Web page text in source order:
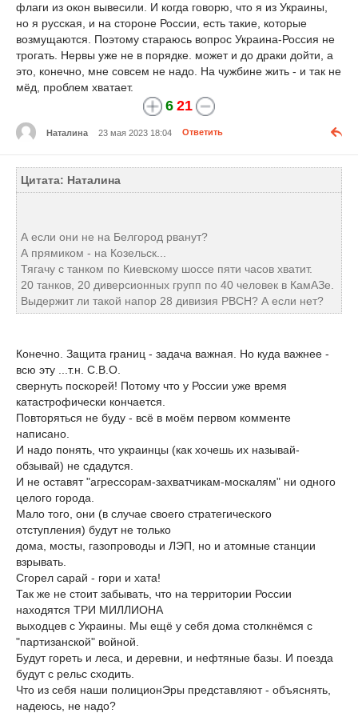
флаги из окон вывесили. И когда говорю, что я из Украины,
но я русская, и на стороне России, есть такие, которые
возмущаются. Поэтому стараюсь вопрос Украина-Россия не
трогать. Нервы уже не в порядке. может и до драки дойти, а
это, конечно, мне совсем не надо. На чужбине жить - и так не
мёд, проблем хватает.
6 21
Наталина 23 мая 2023 18:04 Ответить
Цитата: Наталина
А если они не на Белгород рванут?
А прямиком - на Козельск...
Тягачу с танком по Киевскому шоссе пяти часов хватит.
20 танков, 20 диверсионных групп по 40 человек в КамАЗе.
Выдержит ли такой напор 28 дивизия РВСН? А если нет?
Конечно. Защита границ - задача важная. Но куда важнее -
всю эту ...т.н. С.В.О.
свернуть поскорей! Потому что у России уже время
катастрофически кончается.
Повторяться не буду - всё в моём первом комменте
написано.
И надо понять, что украинцы (как хочешь их называй-
обзывай) не сдадутся.
И не оставят "агрессорам-захватчикам-москалям" ни одного
целого города.
Мало того, они (в случае своего стратегического
отступления) будут не только
дома, мосты, газопроводы и ЛЭП, но и атомные станции
взрывать.
Сгорел сарай - гори и хата!
Так же не стоит забывать, что на территории России
находятся ТРИ МИЛЛИОНА
выходцев с Украины. Мы ещё у себя дома столкнёмся с
"партизанской" войной.
Будут гореть и леса, и деревни, и нефтяные базы. И поезда
будут с рельс сходить.
Что из себя наши полиционЭры представляют - объяснять,
надеюсь, не надо?